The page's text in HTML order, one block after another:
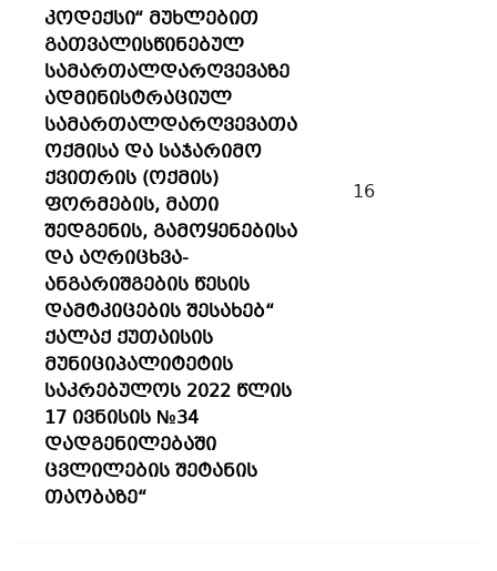
კოდექსი“ მუხლებით
გათვალისწინებულ
სამართალდარღვევაზე
ადმინისტრაციულ
სამართალდარღვევათა
ოქმისა და საჯარიმო
ქვითრის (ოქმის)
ფორმების, მათი
შედგენის, გამოყენებისა
და აღრიცხვა-
ანგარიშგების წესის
დამტკიცების შესახებ“
ქალაქ ქუთაისის
მუნიციპალიტეტის
საკრებულოს 2022 წლის
17 ივნისის №34
დადგენილებაში
ცვლილების შეტანის
თაობაზე“
16